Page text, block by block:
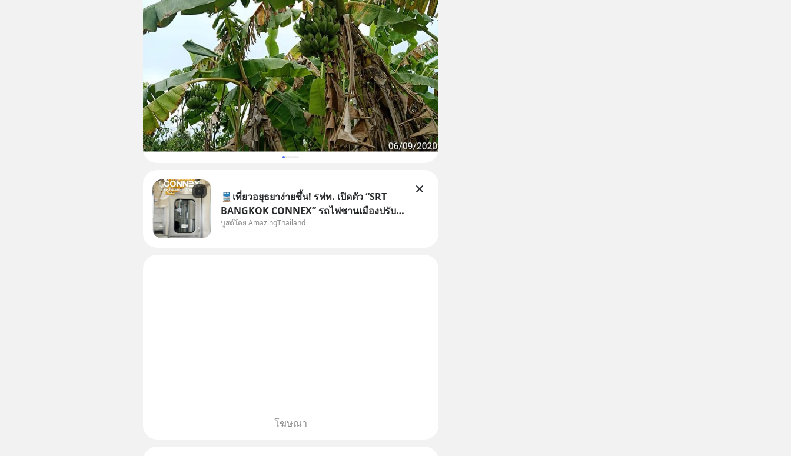
🚆เที่ยวอยุธยาง่ายขึ้น! รฟท. เปิดตัว “SRT
BANGKOK CONNEX” รถไฟชานเมืองปรับ
อากาศ เชื่อมกรุงเทพฯ–อยุธยา ที่จะเริ่มเสิร์ฟ
บูสต์โดย AmazingThailand
โฆษณา